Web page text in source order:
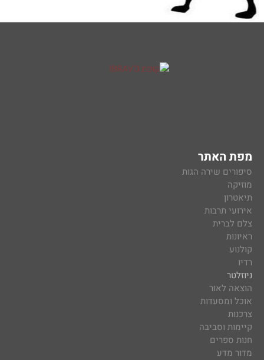
מפת האתר
סיפורים שירה הגות
מוזיקה
תיאטרון
אירועי תרבות
צלם לברית
ראיונות
קולנוע
רדיו
ניוזלטר
הוצאה לאור
אוכל ומסעדות
צרכנות
קיימות וסביבה
חנות ספרים
מדור מדע